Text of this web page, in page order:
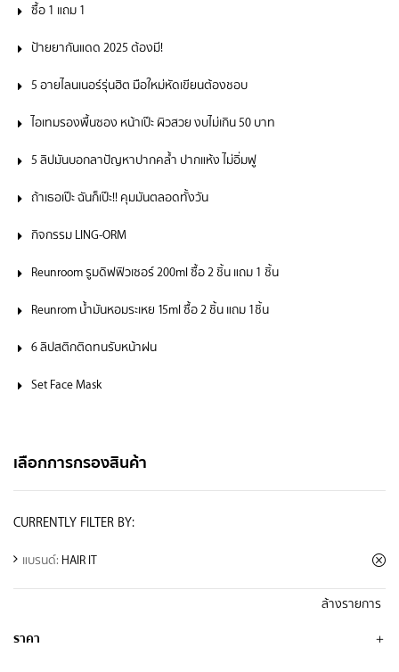
ซื้อ 1 แถม 1
ป้ายยากันแดด 2025 ต้องมี!
5 อายไลนเนอร์รุ่นฮิต มือใหม่หัดเขียนต้องชอบ
ไอเทมรองพื้นซอง หน้าเป๊ะ ผิวสวย งบไม่เกิน 50 บาท
5 ลิปมันบอกลาปัญหาปากคล้ำ ปากแห้ง ไม่อิ่มฟู
ถ้าเธอเป๊ะ ฉันก็เป๊ะ!! คุมมันตลอดทั้งวัน
กิจกรรม LING-ORM
Reunroom รูมดิฟฟิวเซอร์ 200ml ซื้อ 2 ชิ้น แถม 1 ชิ้น
Reunrom น้ำมันหอมระเหย 15ml ซื้อ 2 ชิ้น แถม 1ชิ้น
6 ลิปสติกติดทนรับหน้าฝน
Set Face Mask
เลือกการกรองสินค้า
CURRENTLY FILTER BY:
แบรนด์: HAIR IT
ล้างรายการ
ราคา